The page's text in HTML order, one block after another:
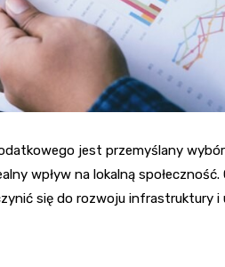
jest przemyślany
wpływ na lokalną społeczność.
się do rozwoju infrastruktury i